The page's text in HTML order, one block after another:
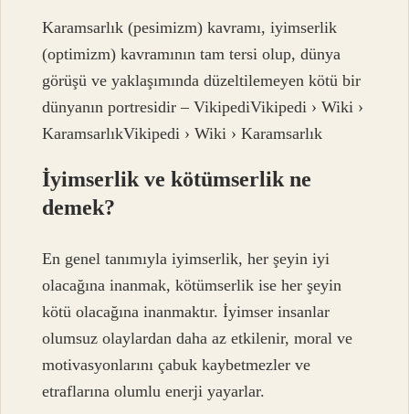
Karamsarlık (pesimizm) kavramı, iyimserlik
(optimizm) kavramının tam tersi olup, dünya
görüşü ve yaklaşımında düzeltilemeyen kötü bir
dünyanın portresidir – VikipediVikipedi › Wiki ›
KaramsarlıkVikipedi › Wiki › Karamsarlık
İyimserlik ve kötümserlik ne
demek?
En genel tanımıyla iyimserlik, her şeyin iyi
olacağına inanmak, kötümserlik ise her şeyin
kötü olacağına inanmaktır. İyimser insanlar
olumsuz olaylardan daha az etkilenir, moral ve
motivasyonlarını çabuk kaybetmezler ve
etraflarına olumlu enerji yayarlar.